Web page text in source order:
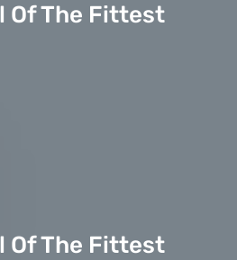
Of The Fittest
Of The Fittest